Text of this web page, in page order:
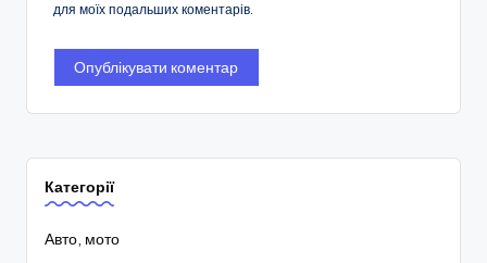
для моїх подальших коментарів.
Категорії
Авто, мото